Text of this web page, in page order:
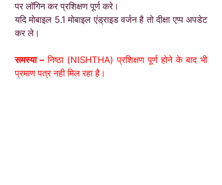
पर लॉगिन कर प्रशिक्षण पूर्ण करे।
यदि मोबाइल 5.1 मोबाइल एंड्राइड वर्जन है तो दीक्षा एप्प अपडेट
कर ले।
समस्या – निष्ठा (NISHTHA) प्रशिक्षण पूर्ण होने के बाद भी
प्रमाण पत्र नही मिल रहा है।